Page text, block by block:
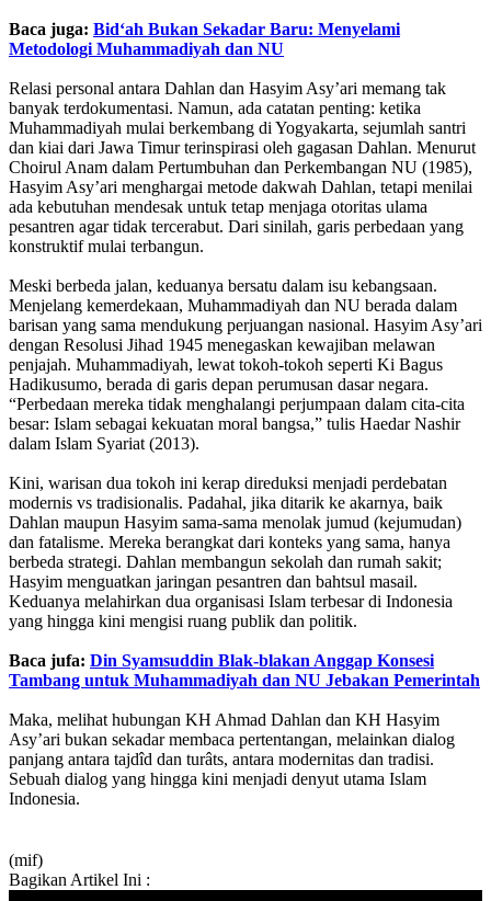
Baca juga: Bid‘ah Bukan Sekadar Baru: Menyelami
Metodologi Muhammadiyah dan NU
Relasi personal antara Dahlan dan Hasyim Asy’ari memang tak
banyak terdokumentasi. Namun, ada catatan penting: ketika
Muhammadiyah mulai berkembang di Yogyakarta, sejumlah santri
dan kiai dari Jawa Timur terinspirasi oleh gagasan Dahlan. Menurut
Choirul Anam dalam Pertumbuhan dan Perkembangan NU (1985),
Hasyim Asy’ari menghargai metode dakwah Dahlan, tetapi menilai
ada kebutuhan mendesak untuk tetap menjaga otoritas ulama
pesantren agar tidak tercerabut. Dari sinilah, garis perbedaan yang
konstruktif mulai terbangun.
Meski berbeda jalan, keduanya bersatu dalam isu kebangsaan.
Menjelang kemerdekaan, Muhammadiyah dan NU berada dalam
barisan yang sama mendukung perjuangan nasional. Hasyim Asy’ari
dengan Resolusi Jihad 1945 menegaskan kewajiban melawan
penjajah. Muhammadiyah, lewat tokoh-tokoh seperti Ki Bagus
Hadikusumo, berada di garis depan perumusan dasar negara.
“Perbedaan mereka tidak menghalangi perjumpaan dalam cita-cita
besar: Islam sebagai kekuatan moral bangsa,” tulis Haedar Nashir
dalam Islam Syariat (2013).
Kini, warisan dua tokoh ini kerap direduksi menjadi perdebatan
modernis vs tradisionalis. Padahal, jika ditarik ke akarnya, baik
Dahlan maupun Hasyim sama-sama menolak jumud (kejumudan)
dan fatalisme. Mereka berangkat dari konteks yang sama, hanya
berbeda strategi. Dahlan membangun sekolah dan rumah sakit;
Hasyim menguatkan jaringan pesantren dan bahtsul masail.
Keduanya melahirkan dua organisasi Islam terbesar di Indonesia
yang hingga kini mengisi ruang publik dan politik.
Baca jufa: Din Syamsuddin Blak-blakan Anggap Konsesi
Tambang untuk Muhammadiyah dan NU Jebakan Pemerintah
Maka, melihat hubungan KH Ahmad Dahlan dan KH Hasyim
Asy’ari bukan sekadar membaca pertentangan, melainkan dialog
panjang antara tajdîd dan turâts, antara modernitas dan tradisi.
Sebuah dialog yang hingga kini menjadi denyut utama Islam
Indonesia.
(mif)
Bagikan Artikel Ini :